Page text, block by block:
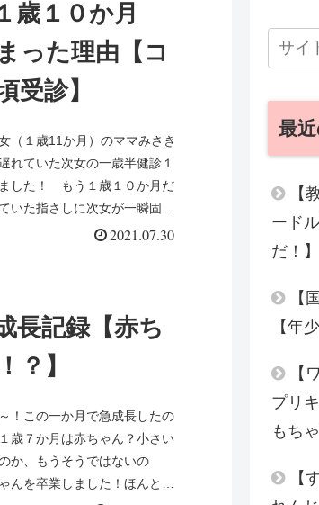
歳１０か月
った理由【コ
受診】
（１歳11か月）のママみさき
ていた次女の一歳半健診１
した！ もう１歳１０か月だ
いた指さしに次女が一瞬固ま
2021.07.30
長記録【赤ち
？】
！この一か月で急成長したの
歳７か月は赤ちゃん？小さい
か、もうそうではないの
んを卒業しました！ほんとに
最
【
ード
だ！】
【
【年
【
プリ
もち
【